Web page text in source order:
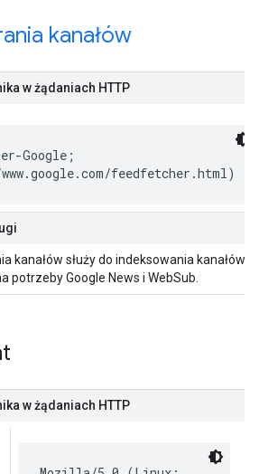
kanałów
w żądaniach HTTP
Google;
feedfetcher.html)
kanałów służy do indeksowania kanałów
potrzeby Google News i WebSub.
w żądaniach HTTP